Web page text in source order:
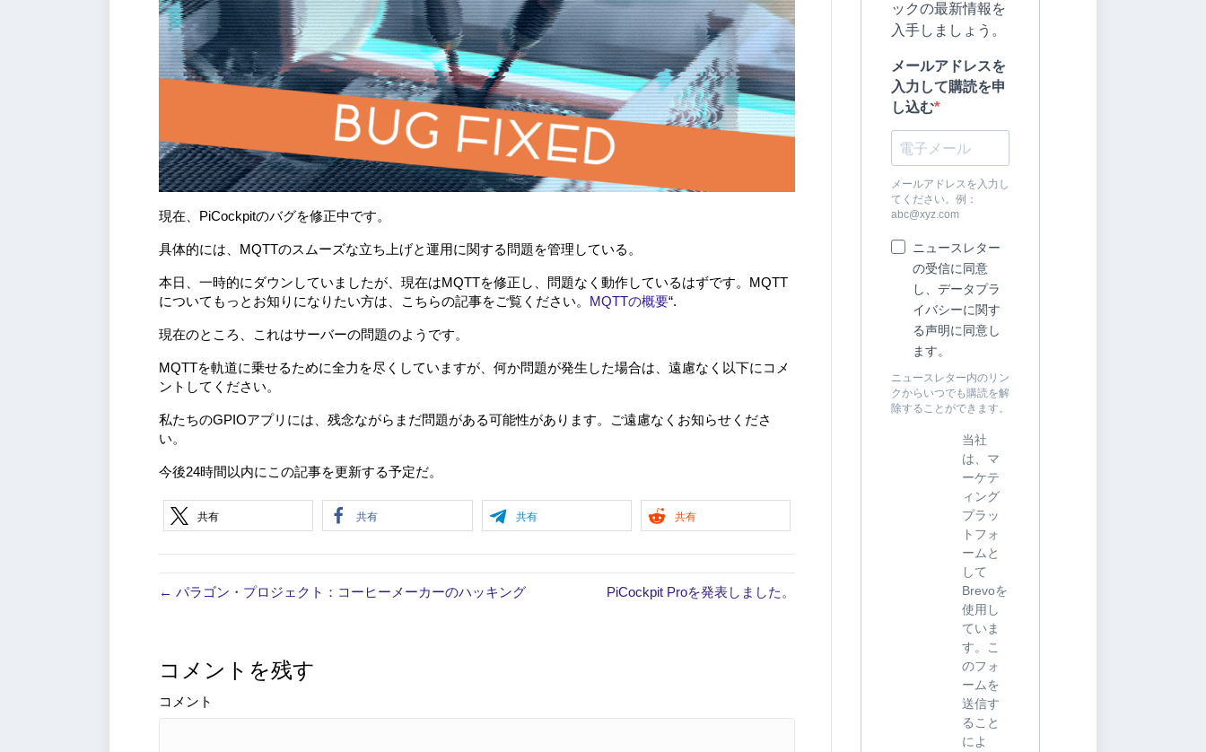
現在、PiCockpitのバグを修正中です。
具体的には、MQTTのスムーズな立ち上げと運用に関する問題を管理している。
本日、一時的にダウンしていましたが、現在はMQTTを修正し、問題なく動作しているはずです。MQTT
についてもっとお知りになりたい方は、こちらの記事をご覧ください。 MQTTの概要“.
現在のところ、これはサーバーの問題のようです。
MQTTを軌道に乗せるために全力を尽くしていますが、何か問題が発生した場合は、遠慮なく以下にコメ
ントしてください。
私たちのGPIOアプリには、残念ながらまだ問題がある可能性があります。ご遠慮なくお知らせくださ
い。
今後24時間以内にこの記事を更新する予定だ。
共有 共有 共有 共有
← パラゴン・プロジェクト：コーヒーメーカーのハッキング PiCockpit Proを発表しました。
コメントを残す
コメント
ックの最新情報を
入手しましょう。
メールアドレスを
入力して購読を申
し込む
メールアドレスを入力し
てください。例：
abc@xyz.com
ニュースレター
の受信に同意
し、データプラ
イバシーに関す
る声明に同意し
ます。
ニュースレター内のリン
クからいつでも購読を解
除することができます。
当社
は、マ
ーケテ
ィング
プラッ
トフォ
ームと
して
Brevoを
使用し
ていま
す。こ
のフォ
ームを
送信す
ること
によ